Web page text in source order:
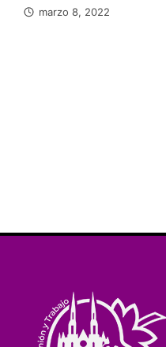
marzo 8, 2022